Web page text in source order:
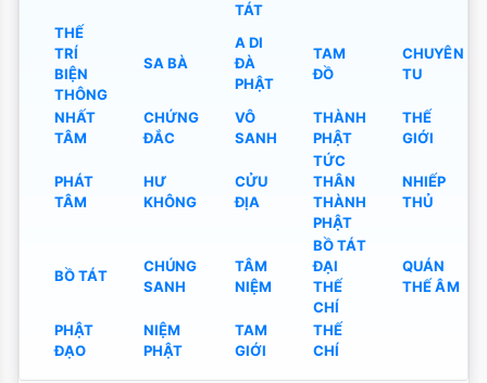
TÁT
THẾ
TRÍ
BIỆN
THÔNG
SA BÀ
A DI
ĐÀ
PHẬT
TAM
ĐỒ
CHUYÊN
TU
NHẤT
TÂM
CHỨNG
ĐẮC
VÔ
SANH
THÀNH
PHẬT
THẾ
GIỚI
PHÁT
TÂM
HƯ
KHÔNG
CỬU
ĐỊA
TỨC
THÂN
THÀNH
PHẬT
NHIẾP
THỦ
BỒ TÁT
CHÚNG
SANH
TÂM
NIỆM
BỒ TÁT
ĐẠI
THẾ
CHÍ
QUÁN
THẾ ÂM
PHẬT
ĐẠO
NIỆM
PHẬT
TAM
GIỚI
THẾ
CHÍ